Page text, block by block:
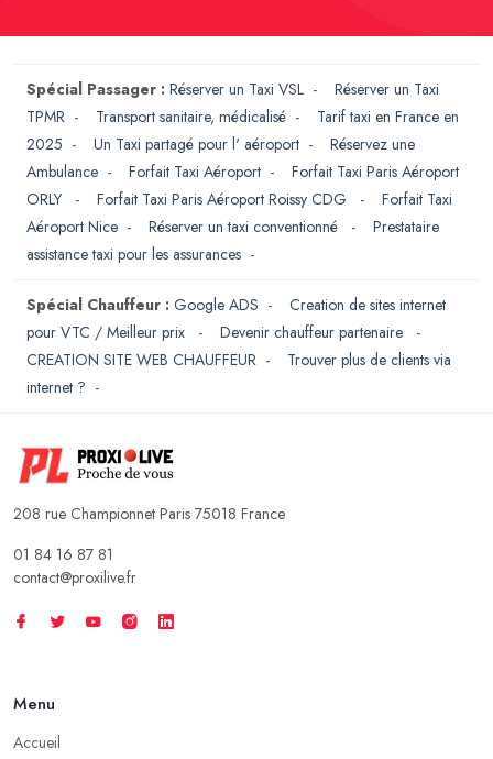
Spécial Passager : Réserver un Taxi VSL - Réserver un Taxi
TPMR - Transport sanitaire, médicalisé - Tarif taxi en France en
2025 - Un Taxi partagé pour l' aéroport - Réservez une
Ambulance - Forfait Taxi Aéroport - Forfait Taxi Paris Aéroport
ORLY
- Forfait Taxi Paris Aéroport Roissy CDG - Forfait Taxi
Aéroport Nice - Réserver un taxi conventionné - Prestataire
assistance taxi pour les assurances -
Spécial Chauffeur : Google ADS - Creation de sites internet
pour VTC / Meilleur prix
- Devenir chauffeur partenaire
-
CREATION SITE WEB CHAUFFEUR - Trouver plus de clients via
internet ? -
208 rue Championnet Paris 75018 France
01 84 16 87 81
contact@proxilive.fr
Menu
Accueil